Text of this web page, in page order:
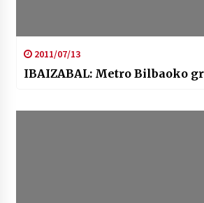
2011/07/13
IBAIZABAL: Metro Bilbaoko